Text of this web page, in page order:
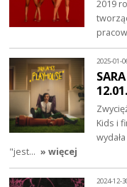
2019
2025-01-
Kids i
"jest… » więcej
2024-12-